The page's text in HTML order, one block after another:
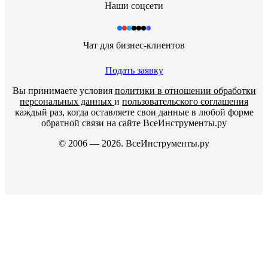
Наши соцсети
Чат для бизнес-клиентов
Подать заявку
Вы принимаете условия политики в отношении обработки
персональных данных и пользовательского соглашения
каждый раз, когда оставляете свои данные в любой форме
обратной связи на сайте ВсеИнструменты.ру
© 2006 — 2026. ВсеИнструменты.ру